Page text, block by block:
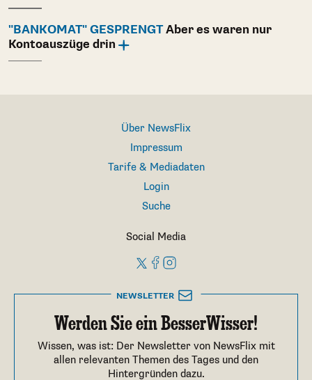
"BANKOMAT" GESPRENGTAber es waren nur
Kontoauszüge drin
Über NewsFlix
Impressum
Tarife & Mediadaten
Login
Suche
Social Media
NEWSLETTER
Werden Sie ein BesserWisser!
Wissen, was ist: Der Newsletter von NewsFlix mit
allen relevanten Themen des Tages und den
Hintergründen dazu.